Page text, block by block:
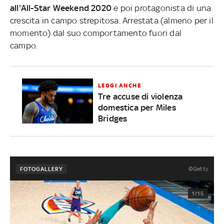
all'All-Star Weekend 2020 e poi protagonista di una
crescita in campo strepitosa. Arrestata (almeno per il
momento) dal suo comportamento fuori dal
campo.
LEGGI ANCHE
Tre accuse di violenza
domestica per Miles
Bridges
FOTOGALLERY ©Getty
1/15